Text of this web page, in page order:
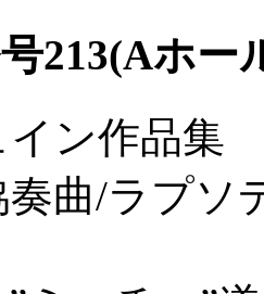
213(Aホー
イン作品集
奏曲/ラプソ